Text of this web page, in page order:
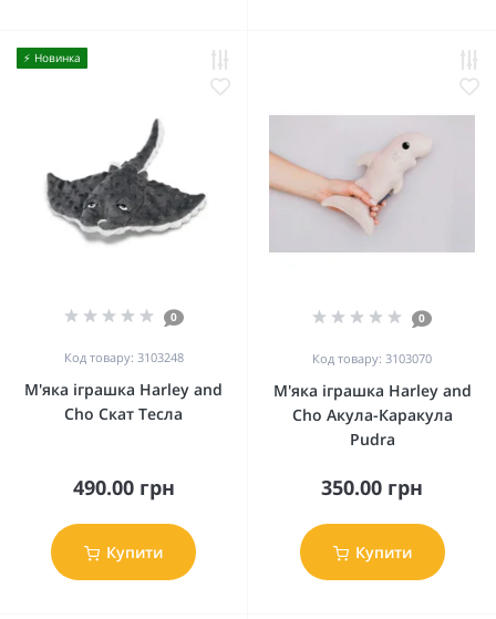
⚡️ Новинка
0
Код товару: 3103248
М'яка іграшка Harley and
Cho Скат Тесла
490.00 грн
Купити
0
Код товару: 3103070
М'яка іграшка Harley and
Cho Акула-Каракула
Pudra
350.00 грн
Купити